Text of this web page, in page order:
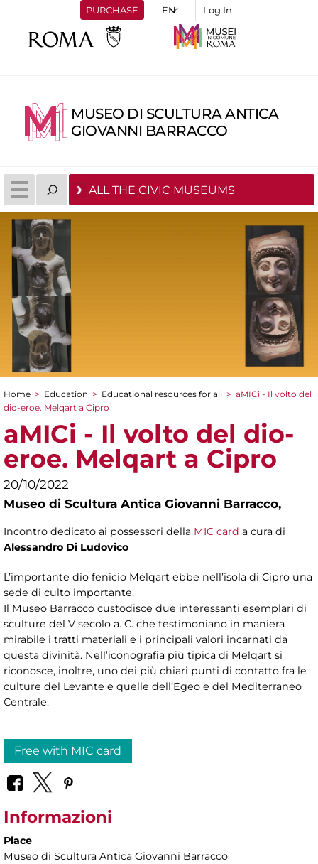
PURCHASE Log In
MUSEO DI SCULTURA ANTICA
GIOVANNI BARRACCO
ALL THE CIVIC MUSEUMS
You are here
Home > Education > Educational resources for all > aMICi - Il volto del
dio-eroe. Melqart a Cipro
aMICi - Il volto del dio-
eroe. Melqart a Cipro
20/10/2022
Museo di Scultura Antica Giovanni Barracco,
Incontro dedicato ai possessori della MIC card a cura di
Alessandro Di Ludovico
L’importante dio fenicio Melqart ebbe nell’isola di Cipro una
sede di culto importante.
Il Museo Barracco custodisce due interessanti esemplari di
sculture del V secolo a. C. che testimoniano in maniera
mirabile i tratti materiali e i principali valori incarnati da
questa divinità. Nell’iconografia più tipica di Melqart si
riconosce, inoltre, uno dei più chiari punti di contatto fra le
culture del Levante e quelle dell’Egeo e del Mediterraneo
Centrale.
Free with MIC card
Informazioni
Place
Museo di Scultura Antica Giovanni Barracco